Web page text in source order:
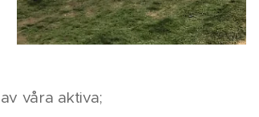
våra aktiva;